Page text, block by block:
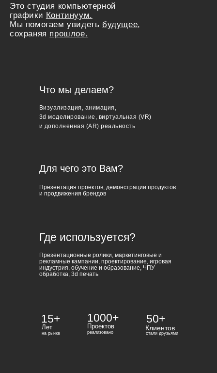
Это студия компьютерной
графики Континуум.
Мы помогаем увидеть будущее,
сохраняя прошлое.
15+
Лет
на рынке
1000+
Проектов
реализовано
50+
Клиентов
стали друзьями
Что мы делаем?
Визуализация, анимация,
3d моделирование, виртуальная (VR)
и дополненная (AR) реальность
Для чего это Вам?
Презентация проектов, демонстрации продуктов
и продвижения брендов
Где используется?
Презентационные ролики, маркетинговые и
рекламные кампании, проектирование, игровая
индустрия, обучение и образование, ЧПУ
обработка, 3d печать